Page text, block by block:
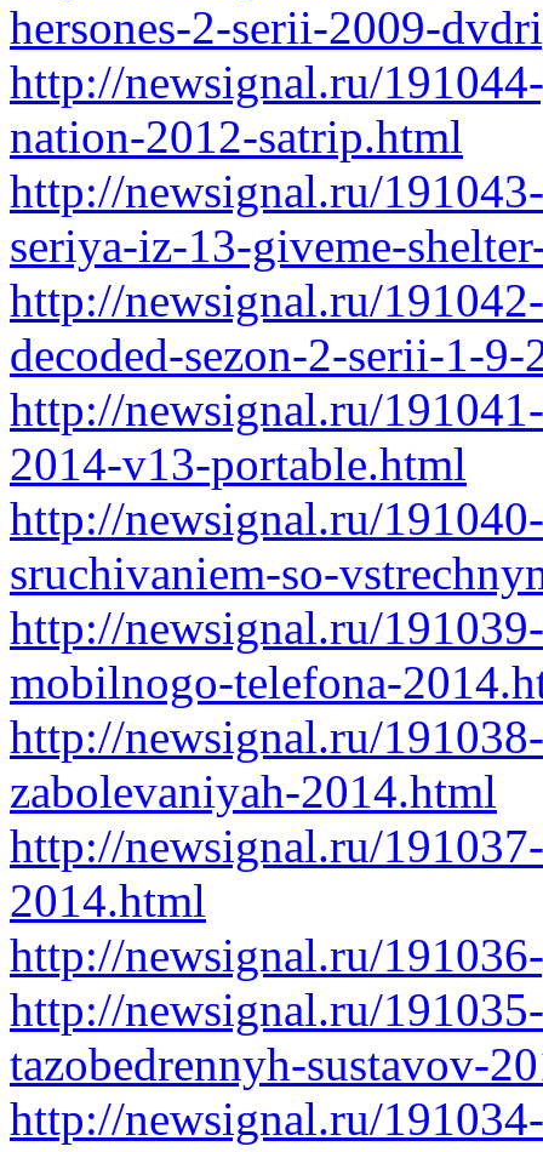
hersones-2-serii-2009-
http://newsignal.ru/
nation-2012-satrip.html
http://newsignal.ru/
seriya-iz-13-giveme-
http://newsignal.ru/
decoded-sezon-2-serii-1-
http://newsignal.ru/
2014-v13-portable.html
http://newsignal.ru/
sruchivaniem-so-
http://newsignal.ru/
mobilnogo-telefona-
http://newsignal.ru/
zabolevaniyah-2014.html
http://newsignal.ru/
2014.html
http://newsignal.ru/
http://newsignal.ru/
tazobedrennyh-sustavov-
http://newsignal.ru/